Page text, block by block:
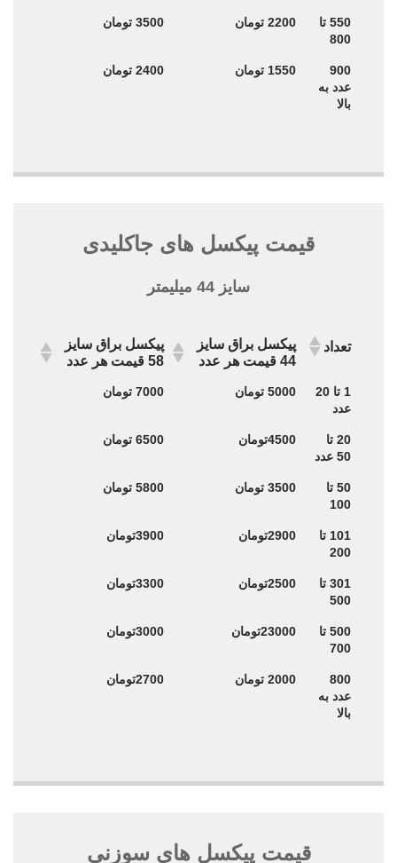
550 تا
800
2200 تومان 3500 تومان
900
عدد به
بالا
1550 تومان 2400 تومان
قیمت پیکسل های جاکلیدی
سایز 44 میلیمتر
تعداد
پیکسل براق سایز
44 قیمت هر عدد
پیکسل براق سایز
58 قیمت هر عدد
تعداد
پیکسل براق سایز
پیکسل براق سایز
1 تا 20
عدد
5000 تومان 7000 تومان
20 تا
50 عدد
4500تومان 6500 تومان
50 تا
100
3500 تومان 5800 تومان
101 تا
200
2900تومان 3900تومان
301 تا
500
2500تومان 3300تومان
500 تا
700
23000تومان 3000تومان
800
عدد به
بالا
2000 تومان 2700تومان
قیمت پیکسل های سوزنی